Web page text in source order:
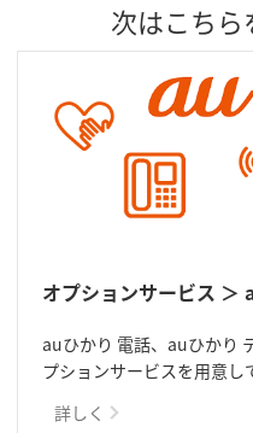
次はこち
オプションサービス ＞
auひかり 電話、auひかり
プションサービスを用意し
詳しく